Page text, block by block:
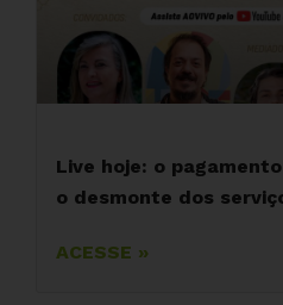
Live hoje: o
o desmonte dos
ACESSE »